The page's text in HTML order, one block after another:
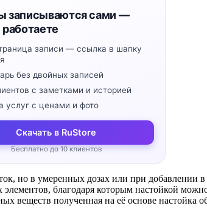
записываются сами —
записи — ссылка в шапку
без двойных записей
с заметками и историей
услуг с ценами и фото
Скачать в RuStore
Бесплатно до 10 клиентов
но в умеренных дозах или при
благодаря которым настойкой
веществ полученная на её основе